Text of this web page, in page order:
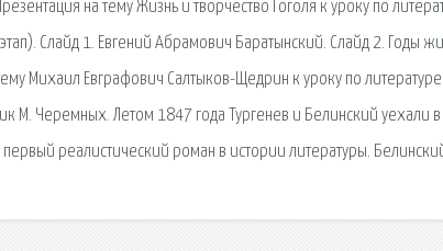
на тему Жизнь и творчество Гоголя к уроку по
Слайд 1. Евгений Абрамович Баратынский. Слайд 2. Годы
Михаил Евграфович Салтыков-Щедрин к уроку по
М. Черемных. Летом 1847 года Тургенев и Белинский уехали
реалистический роман в истории литературы.